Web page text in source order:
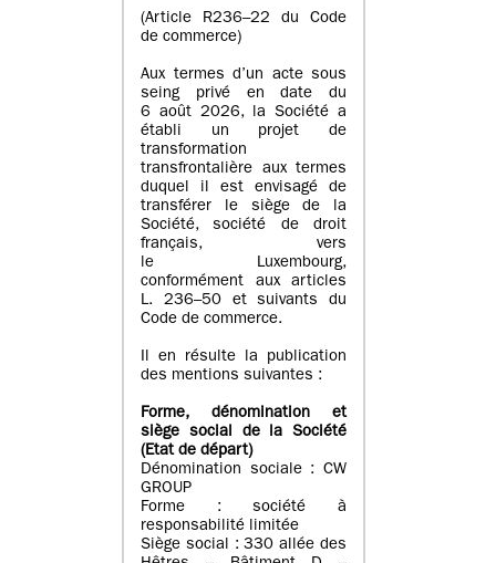
(Article R236–22 du Code
de commerce)
Aux termes d’un acte sous
seing privé en date du
6 août 2026, la Société a
établi un projet de
transformation
transfrontalière aux termes
duquel il est envisagé de
transférer le siège de la
Société, société de droit
français, vers
le Luxembourg,
conformément aux articles
L. 236–50 et suivants du
Code de commerce.
Il en résulte la publication
des mentions suivantes :
Forme, dénomination et
siège social de la Société
(Etatde départ)
Dénomination sociale : CW
GROUP
Forme : société à
responsabilité limitée
Siège social : 330 allée des